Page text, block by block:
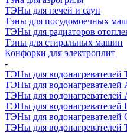
ТЭНы для печей и саун
Тэны для посудомоечных
ТЭНы для радиаторов
Тэны для стиральных машин
Конфорки для электроплит
-
ТЭНы для водонагревателей
ТЭНы для
ТЭНы для
ТЭНы для
ТЭНы для
ТЭНы для